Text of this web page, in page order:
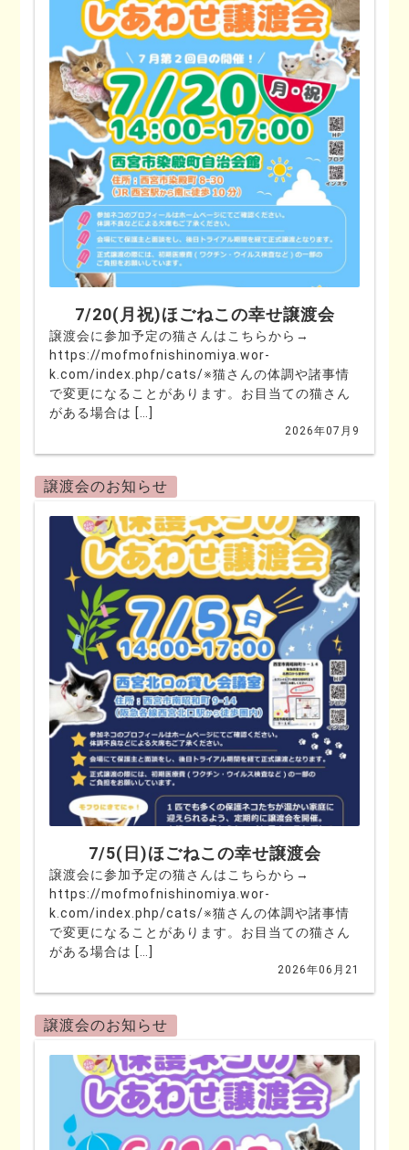
7/20(月祝)ほごねこの幸せ譲渡会
譲渡会に参加予定の猫さんはこちらから→
https://mofmofnishinomiya.wor-
k.com/index.php/cats/※猫さんの体調や諸事情
で変更になることがあります。お目当ての猫さん
がある場合は […]
2026年07月9
譲渡会のお知らせ
7/5(日)ほごねこの幸せ譲渡会
譲渡会に参加予定の猫さんはこちらから→
https://mofmofnishinomiya.wor-
k.com/index.php/cats/※猫さんの体調や諸事情
で変更になることがあります。お目当ての猫さん
がある場合は […]
2026年06月21
譲渡会のお知らせ